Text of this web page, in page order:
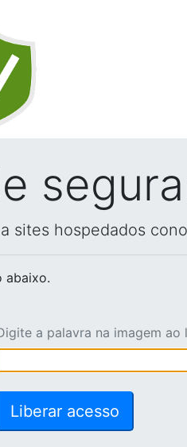
sites hospedados
abaixo.
a palavra na imagem